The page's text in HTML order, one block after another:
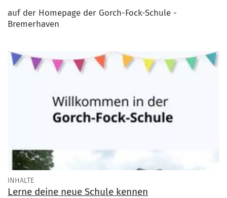
auf der Homepage der Gorch-Fock-Schule -
Bremerhaven
INHALTE
Lerne deine neue Schule kennen